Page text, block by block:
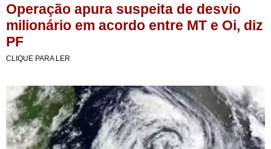
Operação apura suspeita de desvio
milionário em acordo entre MT e Oi, diz
PF
CLIQUE PARA LER